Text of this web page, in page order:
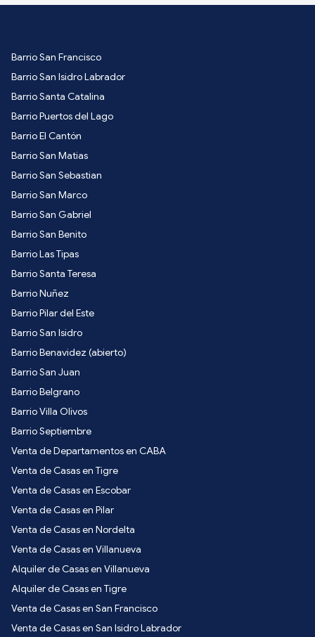
Barrio San Francisco
Barrio San Isidro Labrador
Barrio Santa Catalina
Barrio Puertos del Lago
Barrio El Cantón
Barrio San Matias
Barrio San Sebastian
Barrio San Marco
Barrio San Gabriel
Barrio San Benito
Barrio Las Tipas
Barrio Santa Teresa
Barrio Nuñez
Barrio Pilar del Este
Barrio San Isidro
Barrio Benavidez (abierto)
Barrio San Juan
Barrio Belgrano
Barrio Villa Olivos
Barrio Septiembre
Venta de Departamentos en CABA
Venta de Casas en Tigre
Venta de Casas en Escobar
Venta de Casas en Pilar
Venta de Casas en Nordelta
Venta de Casas en Villanueva
Alquiler de Casas en Villanueva
Alquiler de Casas en Tigre
Venta de Casas en San Francisco
Venta de Casas en San Isidro Labrador